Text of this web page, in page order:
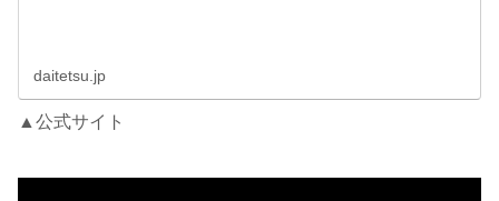
daitetsu.jp
▲公式サイト